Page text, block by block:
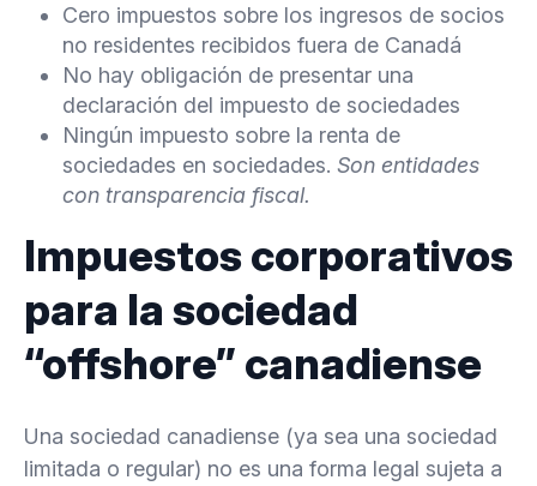
Cero impuestos sobre los ingresos de socios
no residentes recibidos fuera de Canadá
No hay obligación de presentar una
declaración del impuesto de sociedades
Ningún impuesto sobre la renta de
sociedades en sociedades. Son entidades
con transparencia fiscal.
Impuestos corporativos
para la sociedad
“offshore” canadiense
Una sociedad canadiense (ya sea una sociedad
limitada o regular) no es una forma legal sujeta a